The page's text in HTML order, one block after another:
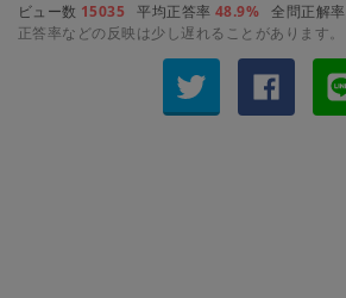
ビュー数 15035 平均正答率 48.9% 全問正解率
正答率などの反映は少し遅れることがあります。